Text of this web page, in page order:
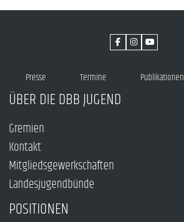
Presse Termine Publikationen
ÜBER DIE DBB JUGEND
Gremien
Kontakt
Mitgliedsgewerkschaften
Landesjugendbünde
POSITIONEN